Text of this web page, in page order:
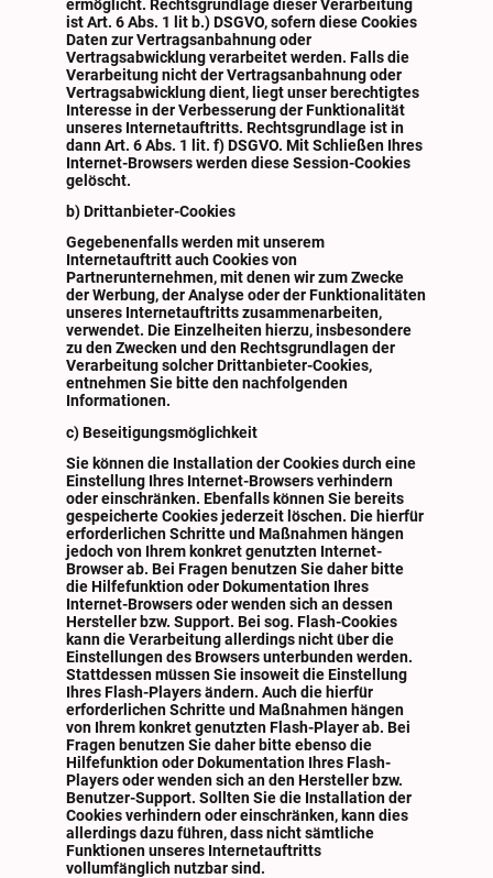
ermöglicht. Rechtsgrundlage dieser Verarbeitung
ist Art. 6 Abs. 1 lit b.) DSGVO, sofern diese Cookies
Daten zur Vertragsanbahnung oder
Vertragsabwicklung verarbeitet werden. Falls die
Verarbeitung nicht der Vertragsanbahnung oder
Vertragsabwicklung dient, liegt unser berechtigtes
Interesse in der Verbesserung der Funktionalität
unseres Internetauftritts. Rechtsgrundlage ist in
dann Art. 6 Abs. 1 lit. f) DSGVO. Mit Schließen Ihres
Internet-Browsers werden diese Session-Cookies
gelöscht.
b) Drittanbieter-Cookies
Gegebenenfalls werden mit unserem
Internetauftritt auch Cookies von
Partnerunternehmen, mit denen wir zum Zwecke
der Werbung, der Analyse oder der Funktionalitäten
unseres Internetauftritts zusammenarbeiten,
verwendet. Die Einzelheiten hierzu, insbesondere
zu den Zwecken und den Rechtsgrundlagen der
Verarbeitung solcher Drittanbieter-Cookies,
entnehmen Sie bitte den nachfolgenden
Informationen.
c) Beseitigungsmöglichkeit
Sie können die Installation der Cookies durch eine
Einstellung Ihres Internet-Browsers verhindern
oder einschränken. Ebenfalls können Sie bereits
gespeicherte Cookies jederzeit löschen. Die hierfür
erforderlichen Schritte und Maßnahmen hängen
jedoch von Ihrem konkret genutzten Internet-
Browser ab. Bei Fragen benutzen Sie daher bitte
die Hilfefunktion oder Dokumentation Ihres
Internet-Browsers oder wenden sich an dessen
Hersteller bzw. Support. Bei sog. Flash-Cookies
kann die Verarbeitung allerdings nicht über die
Einstellungen des Browsers unterbunden werden.
Stattdessen müssen Sie insoweit die Einstellung
Ihres Flash-Players ändern. Auch die hierfür
erforderlichen Schritte und Maßnahmen hängen
von Ihrem konkret genutzten Flash-Player ab. Bei
Fragen benutzen Sie daher bitte ebenso die
Hilfefunktion oder Dokumentation Ihres Flash-
Players oder wenden sich an den Hersteller bzw.
Benutzer-Support. Sollten Sie die Installation der
Cookies verhindern oder einschränken, kann dies
allerdings dazu führen, dass nicht sämtliche
Funktionen unseres Internetauftritts
vollumfänglich nutzbar sind.